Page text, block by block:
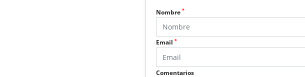
Nombre*
Email*
Comentarios